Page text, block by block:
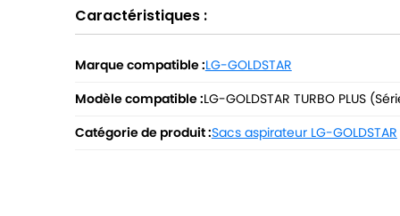
Caractéristiques :
Marque compatible :LG-GOLDSTAR
Modèle compatible :LG-GOLDSTAR TURBO PLUS
Catégorie de produit :Sacs aspirateur LG-GOLDSTAR